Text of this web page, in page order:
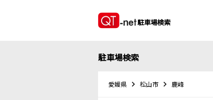
駐車場検索
駐車場検索
愛媛県 松山市 鹿峰